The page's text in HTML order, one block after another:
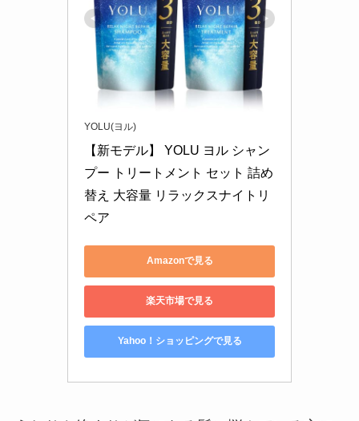
YOLU(ヨル)
【新モデル】 YOLU ヨル シャン
プー トリートメント セット 詰め
替え 大容量 リラックスナイトリ
ペア
Amazonで見る
楽天市場で見る
Yahoo！ショッピングで見る